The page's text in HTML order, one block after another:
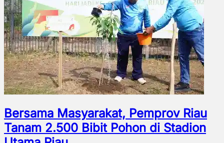
Bersama Masyarakat, Pemprov Riau
Tanam 2.500 Bibit Pohon di Stadion